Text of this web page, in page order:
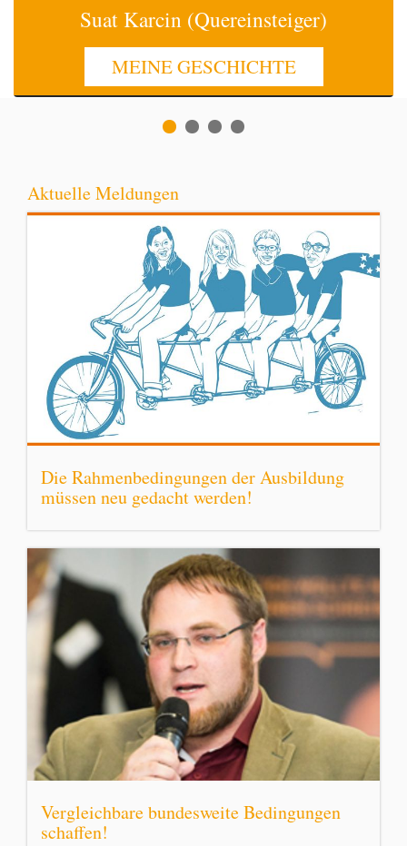
Suat Karcin (Quereinsteiger)
MEINE GESCHICHTE
Aktuelle Meldungen
Die Rahmenbedingungen der Ausbildung
müssen neu gedacht werden!
Vergleichbare bundesweite Bedingungen
schaffen!